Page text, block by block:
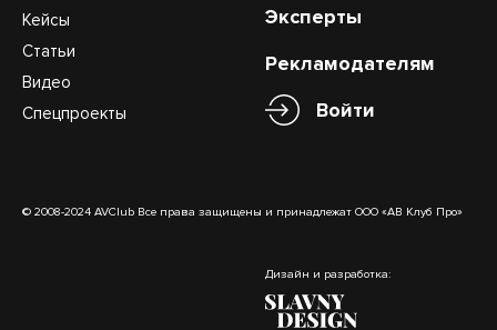
Кейсы
Статьи
Видео
Спецпроекты
Эксперты
Рекламодателям
Войти
© 2008-2024 AVClub Все права защищены и принадлежат ООО «АВ Клуб Про»
Дизайн и разработка: